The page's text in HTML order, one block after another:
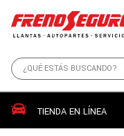
TIENDA EN LÍNEA